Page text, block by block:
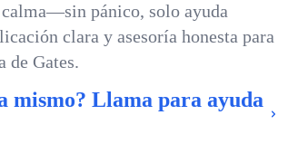
pánico, solo ayuda
clara y asesoría honesta para
de Gates.
mismo? Llama para ayuda